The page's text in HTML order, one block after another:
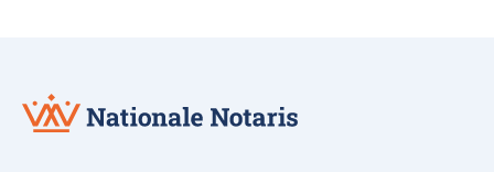
Nationale
Notaris